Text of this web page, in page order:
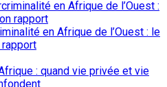
en Afrique de l’Ouest : le